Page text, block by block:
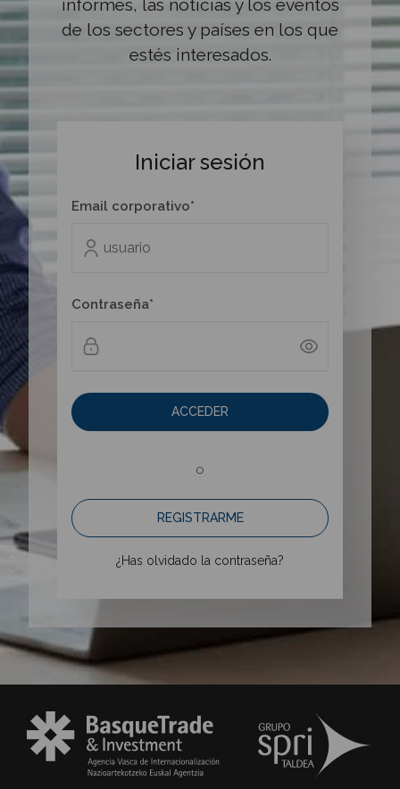
informes, las noticias y los eventos
de los sectores y países en los que
estés interesados.
Iniciar sesión
Email corporativo*
Contraseña*
ACCEDER
o
REGISTRARME
¿Has olvidado la contraseña?